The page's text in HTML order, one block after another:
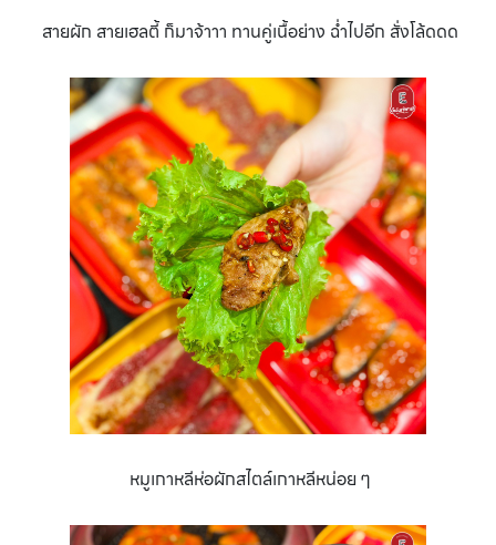
สายผัก สายเฮลตี้ ก็มาจ้าาา ทานคู่เนื้อย่าง ฉ่ำไปอีก สั่งโล้ดดด
หมูเกาหลีห่อผักสไตล์เกาหลีหน่อย ๆ